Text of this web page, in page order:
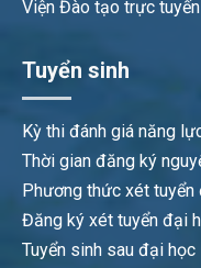
Viện Đào tạo trực
Tuyển sinh
Kỳ thi đánh giá năng
Thời gian đăng ký
Phương thức xét tuyển
Đăng ký xét tuyển đại
Tuyển sinh sau đại học